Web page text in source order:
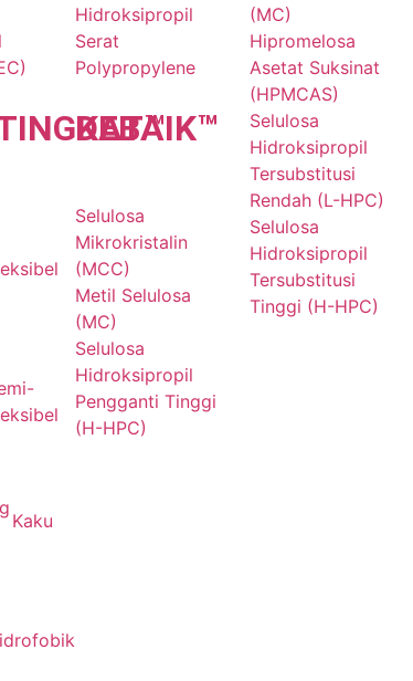
™
Kaku
Hidroksipropil
Serat
Polypropylene
DEBAIK™
Selulosa
Mikrokristalin
(MCC)
Metil Selulosa
(MC)
Selulosa
Hidroksipropil
Pengganti Tinggi
(H-HPC)
(MC)
Hipromelosa
Asetat Suksinat
(HPMCAS)
Selulosa
Hidroksipropil
Tersubstitusi
Rendah (L-HPC)
Selulosa
Hidroksipropil
Tersubstitusi
Tinggi (H-HPC)